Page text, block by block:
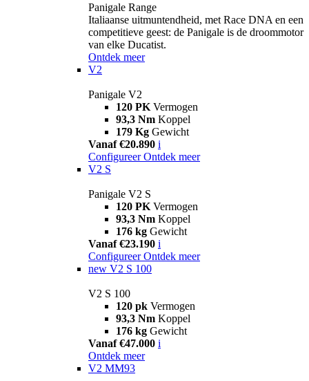
Panigale Range
Italiaanse uitmuntendheid, met Race DNA en een
competitieve geest: de Panigale is de droommotor
van elke Ducatist.
Ontdek meer
V2
Panigale V2
120 PK Vermogen
93,3 Nm Koppel
179 Kg Gewicht
Vanaf €20.890 i
Configureer Ontdek meer
V2 S
Panigale V2 S
120 PK Vermogen
93,3 Nm Koppel
176 kg Gewicht
Vanaf €23.190 i
Configureer Ontdek meer
new V2 S 100
V2 S 100
120 pk Vermogen
93,3 Nm Koppel
176 kg Gewicht
Vanaf €47.000 i
Ontdek meer
V2 MM93